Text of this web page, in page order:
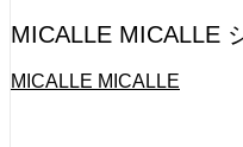
MICALLE MICALLE
MICALLE MICALLE